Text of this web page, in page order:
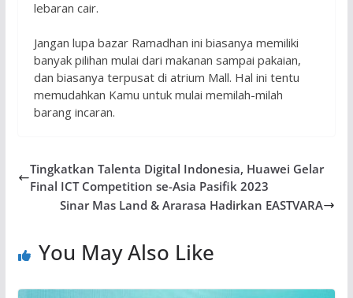
lebaran cair.
Jangan lupa bazar Ramadhan ini biasanya memiliki
banyak pilihan mulai dari makanan sampai pakaian,
dan biasanya terpusat di atrium Mall. Hal ini tentu
memudahkan Kamu untuk mulai memilah-milah
barang incaran.
Tingkatkan Talenta Digital Indonesia, Huawei Gelar
Final ICT Competition se-Asia Pasifik 2023
Sinar Mas Land & Ararasa Hadirkan EASTVARA
You May Also Like